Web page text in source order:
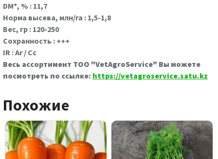
DM*, % : 11,7
Норма высева, млн/га : 1,5-1,8
Вес, гр : 120-250
Сохранность : +++
IR : Ar / Cc
Весь ассортимент ТОО "VetAgroService" Вы можете
посмотреть по ссылке: https://vetagroservice.satu.kz
Похожие